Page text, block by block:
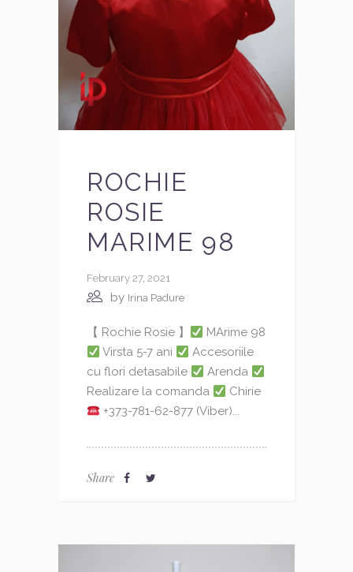
ROCHIE
ROSIE
MARIME 98
February 27, 2021
by Irina Padure
【 Rochie Rosie 】
MArime 98
Virsta 5-7 ani
Accesoriile
cu flori detasabile
Arenda
Realizare la comanda
Chirie
+373-781-62-877 (Viber)...
Share